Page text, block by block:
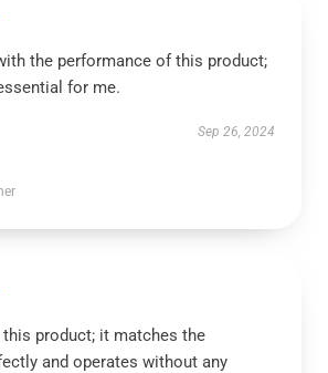
the performance of this product;
for me.
Sep 26, 2024
product; it matches the
and operates without any